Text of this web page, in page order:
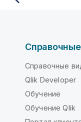
Справочные
Qlik Developer
Обучение
Обучение Qlik